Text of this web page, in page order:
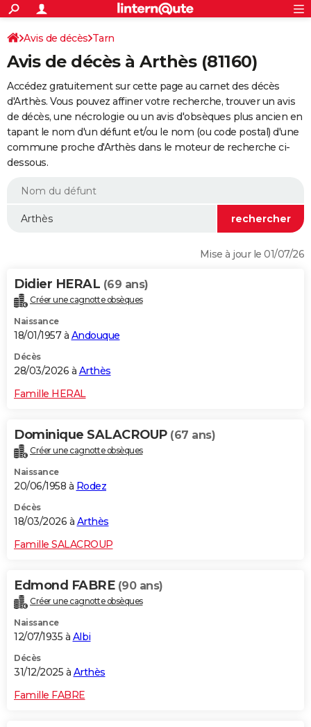
ACTUALITÉS
Politique
Société
Faits Divers
Education
Monde
Villes
+
SPORT
Coupe du monde 2026
Football
Tennis
Cyclisme
Rugby
Forum
Programme TV
TNT
Streaming
Cinéma
Sorties cinéma
Musique
+
FINANCE
Retraite
Epargne
Immobilier
Risques naturels par ville
Assurance
AUTO
Essais
Réserver un essai
Citadines
Berlines
SUV
Forum auto
+
HIGH-TECH
BRICOLAGE
WEEK-END
Alimentation
Guide de la santé
Maladies
Médicaments
Sommeil
VOYAGE
Destinations
City break
Voyage nature
Voyage de noces
Forum
Climat
+PHOTO
GUIDES D'ACHAT
Carte de Noël
Carte Bonne année
Carte Saint-Valentin
Carte Pâques
Carte d'anniversaire
DICTIONNAIRE
Dictionnaire
Biographies
Citations
Expressions
Proverbes
PROGRAMME TV
S'inscrire
Se connecter
Lycées
Collèges
Primaires
Universités
Entreprises
Service militaire
Avis de recherche
AVIS DE DÉCÈS
FORUM
Bricolage
Lifestyle
Culture
Auto
Television
Voyage
Cinema
Avis de décès Tarn
Avis de décès à Arthès (81160)
Accédez gratuitement sur cette page au carnet des décès
d'Arthès. Vous pouvez affiner votre recherche, trouver un avis
de décès, une nécrologie ou un avis d'obsèques plus ancien en
tapant le nom d'un défunt et/ou le nom (ou code postal) d'une
commune proche d'Arthès dans le moteur de recherche ci-
dessous.
Mise à jour le 01/07/26
Didier HERAL (69 ans)
Créer une cagnotte obsèques
Naissance
18/01/1957 à Andouque
Décès
28/03/2026 à Arthès
Famille HERAL
Dominique SALACROUP (67 ans)
Créer une cagnotte obsèques
Naissance
20/06/1958 à Rodez
Décès
18/03/2026 à Arthès
Famille SALACROUP
Edmond FABRE (90 ans)
Créer une cagnotte obsèques
Naissance
12/07/1935 à Albi
Décès
31/12/2025 à Arthès
Famille FABRE